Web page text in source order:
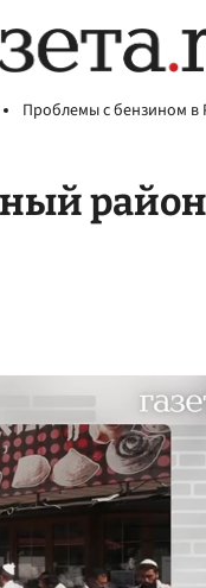
Проблемы с бензином в
район